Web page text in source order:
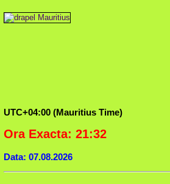
UTC+04:00 (Mauritius Time)
Ora Exacta: 21:32
Data: 07.08.2026